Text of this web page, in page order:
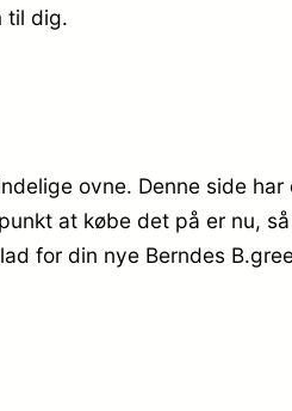
til dig.
ovne. Denne side
at købe det på er nu,
for din nye Berndes